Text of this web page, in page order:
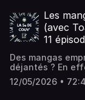
– Saison 11
Couv' - Le
Les
(avec
11
Des mangas
déjantés ? En
titres
Heaven. Sans
12/05/2026 •